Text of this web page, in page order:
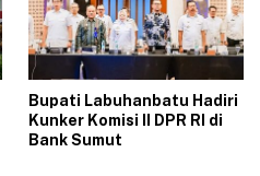
‎Bupati Labuhanbatu Hadiri
Kunker Komisi II DPR RI di
Bank Sumut‎